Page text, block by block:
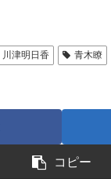
川津明日香 青木瞭
コピー